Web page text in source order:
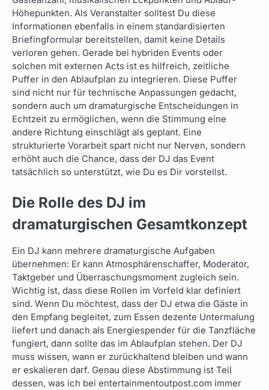
Höhepunkten. Als Veranstalter solltest Du diese
Informationen ebenfalls in einem standardisierten
Briefingformular bereitstellen, damit keine Details
verloren gehen. Gerade bei hybriden Events oder
solchen mit externen Acts ist es hilfreich, zeitliche
Puffer in den Ablaufplan zu integrieren. Diese Puffer
sind nicht nur für technische Anpassungen gedacht,
sondern auch um dramaturgische Entscheidungen in
Echtzeit zu ermöglichen, wenn die Stimmung eine
andere Richtung einschlägt als geplant. Eine
strukturierte Vorarbeit spart nicht nur Nerven, sondern
erhöht auch die Chance, dass der DJ das Event
tatsächlich so unterstützt, wie Du es Dir vorstellst.
Die Rolle des DJ im
dramaturgischen Gesamtkonzept
Ein DJ kann mehrere dramaturgische Aufgaben
übernehmen: Er kann Atmosphärenschaffer, Moderator,
Taktgeber und Überraschungsmoment zugleich sein.
Wichtig ist, dass diese Rollen im Vorfeld klar definiert
sind. Wenn Du möchtest, dass der DJ etwa die Gäste in
den Empfang begleitet, zum Essen dezente Untermalung
liefert und danach als Energiespender für die Tanzfläche
fungiert, dann sollte das im Ablaufplan stehen. Der DJ
muss wissen, wann er zurückhaltend bleiben und wann
er eskalieren darf. Genau diese Abstimmung ist Teil
dessen, was ich bei entertainmentoutpost.com immer